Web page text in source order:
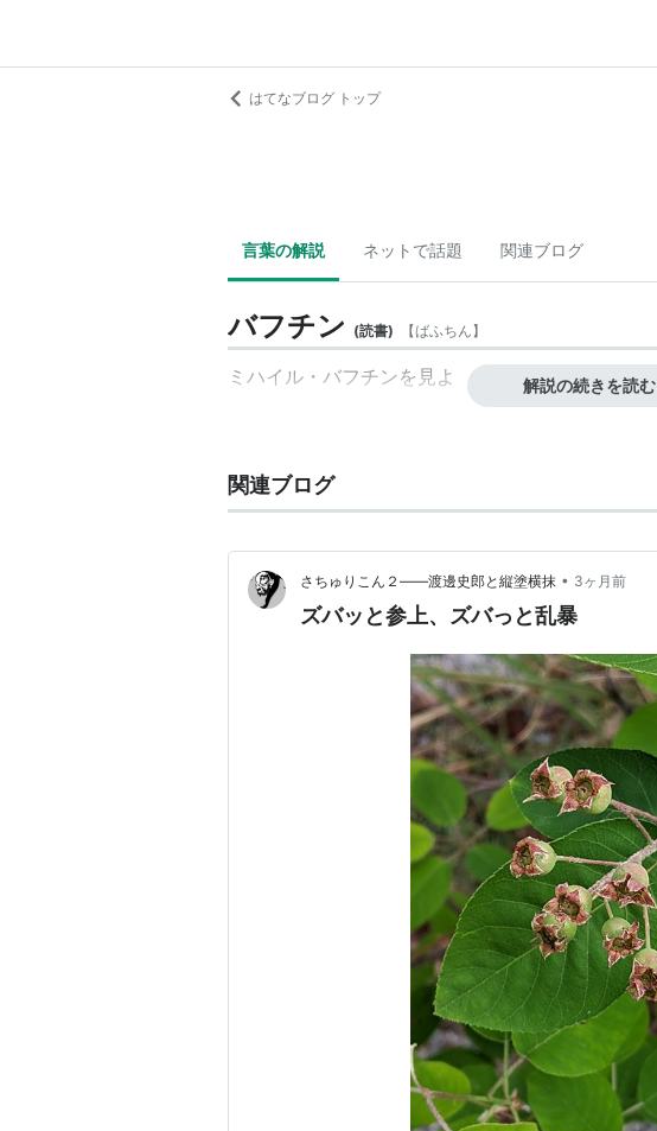
はてなブログ トップ
言葉の解説 ネットで話題 関連ブログ
バフチン (読書) 【ばふちん】
ミハイル・バフチンを見よ 解説の続きを読む
関連ブログ
さちゅりこん２――渡邊史郎と縦塗横抹 • 3ヶ月前
ズバッと参上、ズバっと乱暴